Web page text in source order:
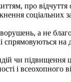
про
соціальних
а не
на
чи
і всеохопного